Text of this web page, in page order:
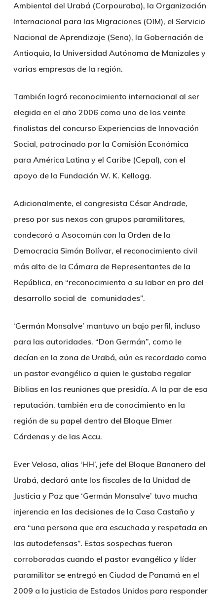
Ambiental del Urabá (Corpouraba), la Organización
Internacional para las Migraciones (OIM), el Servicio
Nacional de Aprendizaje (Sena), la Gobernación de
Antioquia, la Universidad Autónoma de Manizales y
varias empresas de la región.
También logró reconocimiento internacional al ser
elegida en el año 2006 como uno de los veinte
finalistas del concurso Experiencias de Innovación
Social, patrocinado por la Comisión Económica
para América Latina y el Caribe (Cepal), con el
apoyo de la Fundación W. K. Kellogg.
Adicionalmente, el congresista César Andrade,
preso por sus nexos con grupos paramilitares,
condecoró a Asocomún con la Orden de la
Democracia Simón Bolívar, el reconocimiento civil
más alto de la Cámara de Representantes de la
República, en “reconocimiento a su labor en pro del
desarrollo social de comunidades”.
‘Germán Monsalve’ mantuvo un bajo perfil, incluso
para las autoridades. “Don Germán”, como le
decían en la zona de Urabá, aún es recordado como
un pastor evangélico a quien le gustaba regalar
Biblias en las reuniones que presidía. A la par de esa
reputación, también era de conocimiento en la
región de su papel dentro del Bloque Elmer
Cárdenas y de las Accu.
Ever Velosa, alias ‘HH’, jefe del Bloque Bananero del
Urabá, declaró ante los fiscales de la Unidad de
Justicia y Paz que ‘Germán Monsalve’ tuvo mucha
injerencia en las decisiones de la Casa Castaño y
era “una persona que era escuchada y respetada en
las autodefensas”. Estas sospechas fueron
corroboradas cuando el pastor evangélico y líder
paramilitar se entregó en Ciudad de Panamá en el
2009 a la justicia de Estados Unidos para responder